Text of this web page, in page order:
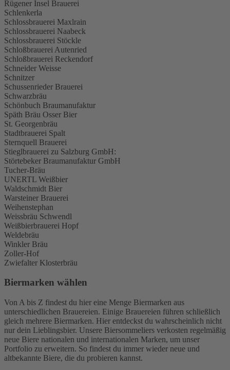
Rügener Insel Brauerei
Schlenkerla
Schlossbrauerei Maxlrain
Schlossbrauerei Naabeck
Schlossbrauerei Stöckle
Schloßbrauerei Autenried
Schloßbrauerei Reckendorf
Schneider Weisse
Schnitzer
Schussenrieder Brauerei
Schwarzbräu
Schönbuch Braumanufaktur
Späth Bräu Osser Bier
St. Georgenbräu
Stadtbrauerei Spalt
Sternquell Brauerei
Stieglbrauerei zu Salzburg GmbH:
Störtebeker Braumanufaktur GmbH
Tucher-Bräu
UNERTL Weißbier
Waldschmidt Bier
Warsteiner Brauerei
Weihenstephan
Weissbräu Schwendl
Weißbierbrauerei Hopf
Weldebräu
Winkler Bräu
Zoller-Hof
Zwiefalter Klosterbräu
Biermarken wählen
Von A bis Z findest du hier eine Menge Biermarken aus
unterschiedlichen Brauereien. Einige Brauereien führen schließlich
gleich mehrere Biermarken. Hier entdeckst du wahrscheinlich nicht
nur dein Lieblingsbier. Unsere Biersommeliers verkosten regelmäßig
neue Biere nationalen und internationalen Marken, um unser
Portfolio zu erweitern. So findest du immer wieder neue und
altbekannte Biere, die du probieren kannst.